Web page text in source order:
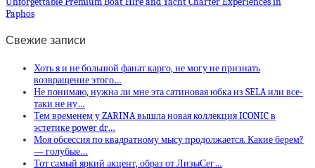
Paphos
Свежие записи
Хоть я и не большой фанат карго, не могу не признать
возвращение этого…
Не понимаю, нужна ли мне эта сатиновая юбка из SELA или все-
таки не ну…
Тем временем у ZARINA вышла новая коллекция ICONIC в
эстетике power dr…
Моя обсессия по квадратному мысу продолжается. Какие берем?
— голубые…
Тот самый яркий акцент, образ от ЛизыСег…